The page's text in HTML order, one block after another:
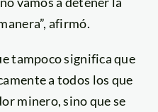
afirmó.
tampoco significa que
a todos los que
minero, sino que se